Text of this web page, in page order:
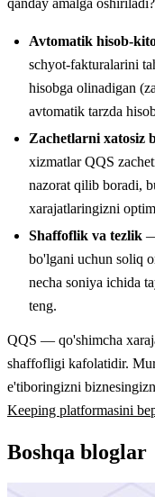
Avtomatik hisob-
schyot-fakturalarini
hisobga olinadigan
avtomatik tarzda
Zachetlarni xatosiz
xizmatlar QQS
nazorat qilib boradi,
xarajatlaringizni
Shaffoflik va tezlik
bo'lgani uchun soliq
necha soniya ichida
teng.
QQS — qo'shimcha
shaffofligi kafolatidir.
e'tiboringizni
Keeping platformasini
Boshqa bloglar